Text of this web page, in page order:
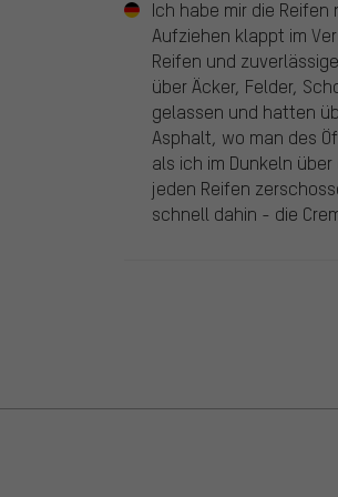
Ich habe mir die
Aufziehen klappt im
Reifen und
über Äcker, Felder,
gelassen und hatten
Asphalt, wo man des
als ich im Dunkeln
jeden Reifen
schnell dahin - die